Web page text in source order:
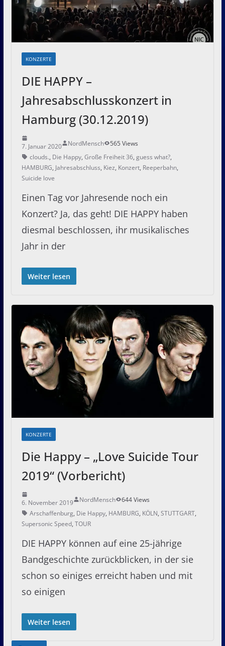
KONZERTE
DIE HAPPY –
Jahresabschlusskonzert in
Hamburg (30.12.2019)
7. Januar 2020 NordMensch
565 Views
clouds., Die Happy, Große Freiheit 36, guess what?,
HAMBURG, Jahresabschluss, Kiez, Konzert, Reeperbahn,
Suicide love
Einen Tag vor Jahresende noch ein
Konzert? Ja, das geht! DIE HAPPY haben
diesmal beschlossen, ihr musikalisches
Jahr in der
Weiter lesen
KONZERTE
Die Happy – „Love Suicide Tour
2019“ (Vorbericht)
6. November 2019 NordMensch
644 Views
Arschaffenburg, Die Happy, HAMBURG, KÖLN, STUTTGART,
Supersonic Speed, TOUR
DIE HAPPY können auf eine 25-jährige
Bandgeschichte zurückblicken, in der sie
schon so einiges erreicht haben und mit
so einigen
Weiter lesen